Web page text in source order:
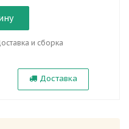
и сборка
Доставка